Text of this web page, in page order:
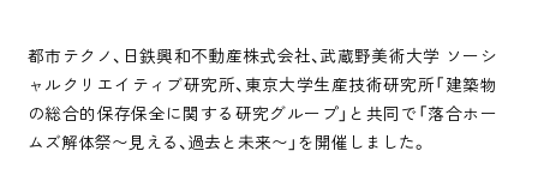
都市テクノ、日鉄興和不動産株式会社、武蔵野美術大学 ソーシ
ャルクリエイティブ研究所、東京大学生産技術研究所「建築物
の総合的保存保全に関する研究グループ」と共同で「落合ホー
ムズ解体祭〜見える、過去と未来〜」を開催しました。